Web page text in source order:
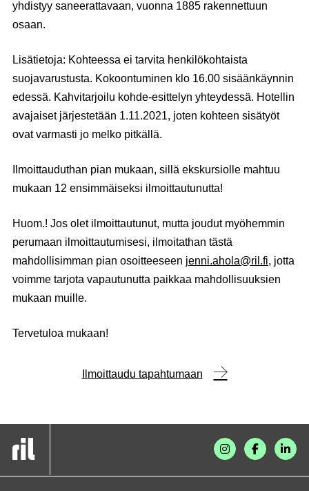
yhdistyy saneerattavaan, vuonna 1885 rakennettuun
osaan.
Lisätietoja: Kohteessa ei tarvita henkilökohtaista
suojavarustusta. Kokoontuminen klo 16.00 sisäänkäynnin
edessä. Kahvitarjoilu kohde-esittelyn yhteydessä. Hotellin
avajaiset järjestetään 1.11.2021, joten kohteen sisätyöt
ovat varmasti jo melko pitkällä.
Ilmoittauduthan pian mukaan, sillä ekskursiolle mahtuu
mukaan 12 ensimmäiseksi ilmoittautunutta!
Huom.! Jos olet ilmoittautunut, mutta joudut myöhemmin
perumaan ilmoittautumisesi, ilmoitathan tästä
mahdollisimman pian osoitteeseen jenni.ahola@ril.fi, jotta
voimme tarjota vapautunutta paikkaa mahdollisuuksien
mukaan muille.
Tervetuloa mukaan!
Ilmoittaudu tapahtumaan